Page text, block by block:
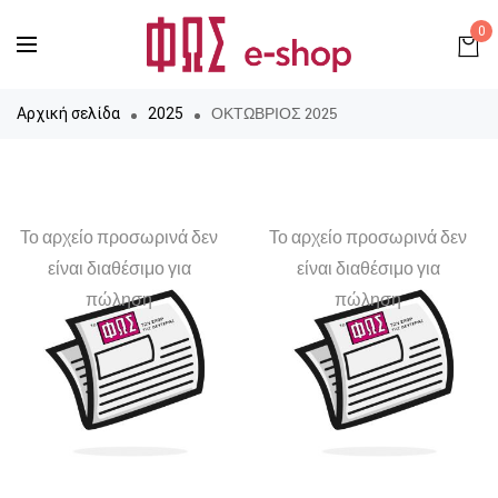
0
Αρχική σελίδα 2025 ΟΚΤΩΒΡΙΟΣ 2025
Το αρχείο προσωρινά δεν
είναι διαθέσιμο για
πώληση
Το αρχείο προσωρινά δεν
είναι διαθέσιμο για
πώληση